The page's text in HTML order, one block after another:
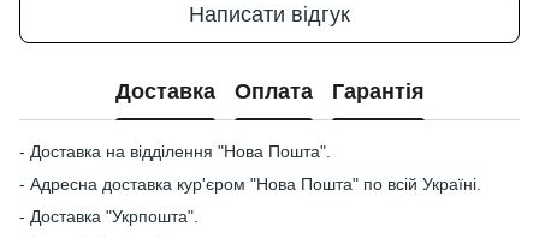
Написати відгук
Доставка Оплата Гарантія
- Доставка на відділення "Нова Пошта".
- Адресна доставка кур'єром "Нова Пошта" по всій Україні.
- Доставка "Укрпошта".